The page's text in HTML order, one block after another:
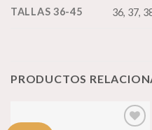
TALLAS 36-45 36, 37,
PRODUCTOS